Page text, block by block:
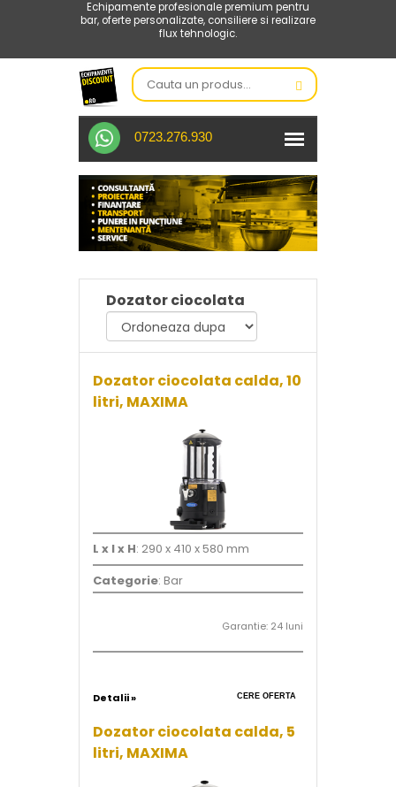
Echipamente profesionale premium pentru
bar, oferte personalizate, consiliere si realizare
flux tehnologic.
0723.276.930
Dozator ciocolata
Dozator ciocolata calda, 10
litri, MAXIMA
L x l x H: 290 x 410 x 580 mm
Categorie: Bar
Garantie: 24 luni
Detalii » CERE OFERTA
Dozator ciocolata calda, 5
litri, MAXIMA